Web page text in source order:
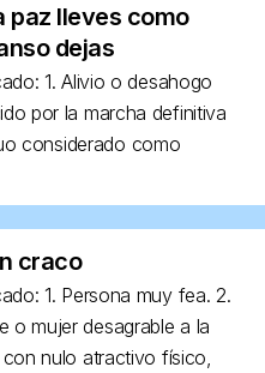
paz lleves como
dejas
1. Alivio o desahogo
por la marcha definitiva
considerado como
craco
1. Persona muy fea. 2.
o mujer desagrable a la
nulo atractivo físico,